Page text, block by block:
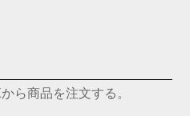
ら商品を注文する。